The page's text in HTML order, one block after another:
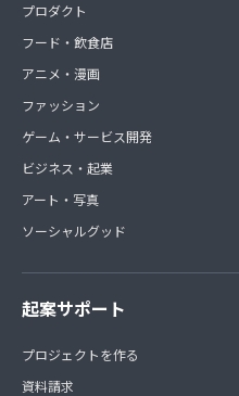
プロダクト
フード・飲食店
アニメ・漫画
ファッション
ゲーム・サービス開発
ビジネス・起業
アート・写真
ソーシャルグッド
起案サポート
プロジェクトを作る
資料請求